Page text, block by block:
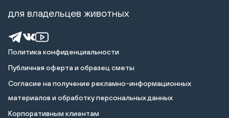
Политика конфиденциальности
Публичная оферта и образец сметы
Cогласие на получение рекламно-информационных
материалов и обработку персональных данных
Корпоративным клиентам
для владельцев животных